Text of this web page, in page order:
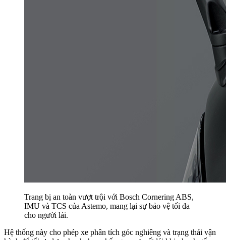
Trang bị an toàn vượt trội với Bosch Cornering ABS,
IMU và TCS của Astemo, mang lại sự bảo vệ tối đa
cho người lái.
Hệ thống này cho phép xe phân tích góc nghiêng và trạng thái vận